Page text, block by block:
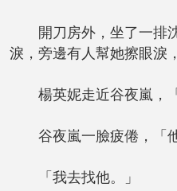
開刀房外，坐了一排
淚，旁邊有人幫她擦眼淚
楊英妮走近谷夜嵐，「
谷夜嵐一臉疲倦，「他
「我去找他。」